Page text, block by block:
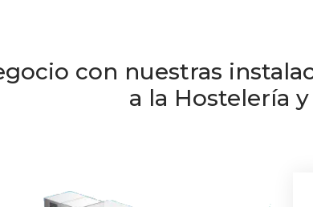
con nuestras
a la Hostelería